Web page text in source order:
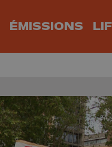
ÉMISSIONS